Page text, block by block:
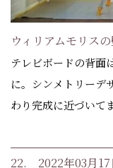
ウィリアムモリス
テレビボードの背面
に。シンメトリーデ
わり完成に近づいてま
22. 2022年03月17